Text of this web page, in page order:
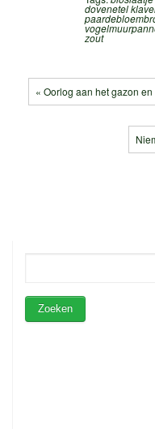
dovenetel
zout
« Oorlog aan het gazon